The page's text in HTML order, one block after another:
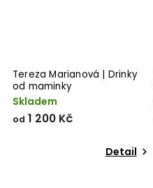
Tereza Marianová | Drinky
od maminky
Skladem
od 1 200 Kč
Detail